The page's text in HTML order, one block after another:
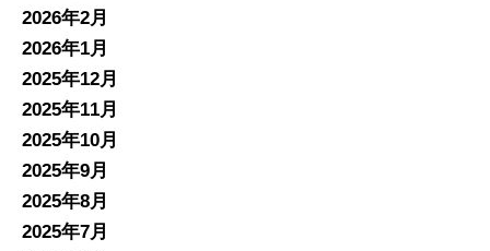
2026年2月
2026年1月
2025年12月
2025年11月
2025年10月
2025年9月
2025年8月
2025年7月